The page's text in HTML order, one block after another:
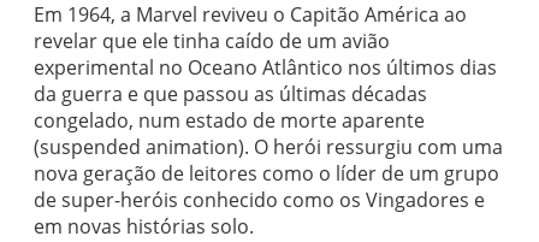
Em 1964, a Marvel reviveu o Capitão América ao
revelar que ele tinha caído de um avião
experimental no Oceano Atlântico nos últimos dias
da guerra e que passou as últimas décadas
congelado, num estado de morte aparente
(suspended animation). O herói ressurgiu com uma
nova geração de leitores como o líder de um grupo
de super-heróis conhecido como os Vingadores e
em novas histórias solo.